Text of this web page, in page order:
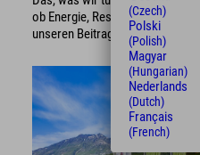
ob Energie,
unseren Beitrag und jede
(Czech)
Polski
(Polish)
Magyar
(Hungarian)
Nederlands
(Dutch)
Français
(French)